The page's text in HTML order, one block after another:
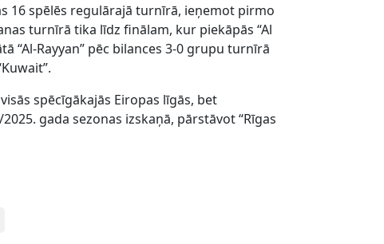
16 spēlēs regulārajā turnīrā, ieņemot pirmo
turnīrā tika līdz finālam, kur piekāpās “Al
“Al-Rayyan” pēc bilances 3-0 grupu turnīrā
spēcīgākajās Eiropas līgās, bet
gada sezonas izskaņā, pārstāvot “Rīgas